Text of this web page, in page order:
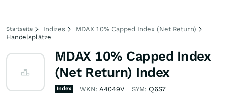
Startseite Indizes
MDAX 10% Capped Index (Net Return)
Handelsplätze
MDAX 10% Capped Index
(Net Return) Index
Index WKN:A4049V SYM: Q6S7